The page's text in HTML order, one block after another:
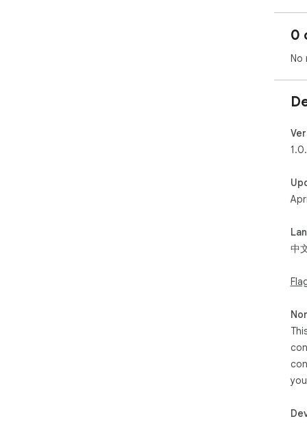
复
注
适
追
0
No
中